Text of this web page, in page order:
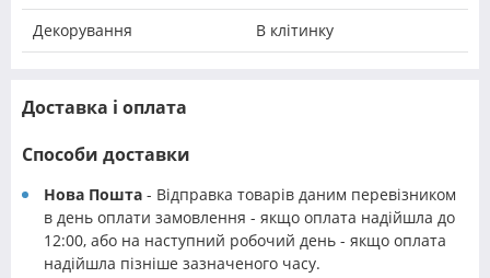
Декорування В клітинку
Доставка і оплата
Способи доставки
Нова Пошта - Відправка товарів даним перевізником
в день оплати замовлення - якщо оплата надійшла до
12:00, або на наступний робочий день - якщо оплата
надійшла пізніше зазначеного часу.